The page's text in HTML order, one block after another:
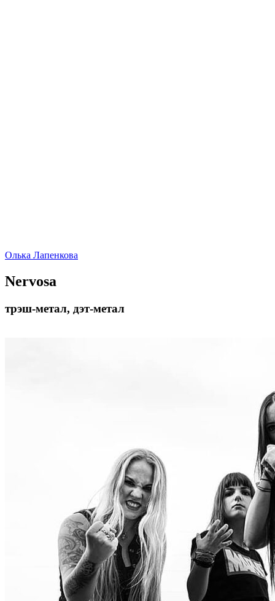
Олька Лапенкова
Nervosa
трэш-метал, дэт-метал